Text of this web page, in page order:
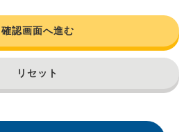
確認画面へ進む
リセット